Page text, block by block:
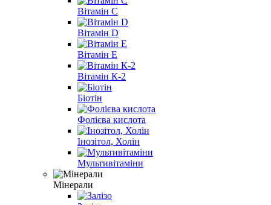
Вітамін С
Вітамін D
Вітамін E
Вітамін К-2
Біотін
Фолієва кислота
Інозітол, Холін
Мультивітаміни
Мінерали